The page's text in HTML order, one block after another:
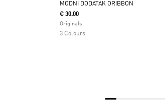
Da
MODNI DODATAK ORIBBON
€ 30.00
Originals
3 Colours